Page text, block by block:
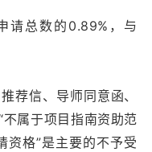
请总数的0.89%，与
荐信、导师同意函、
属于项目指南资助范
资格”是主要的不予受